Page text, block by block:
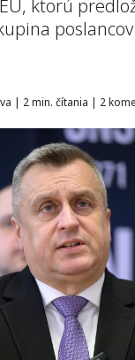
ktorú
poslancov
| 2 min. čítania | 2